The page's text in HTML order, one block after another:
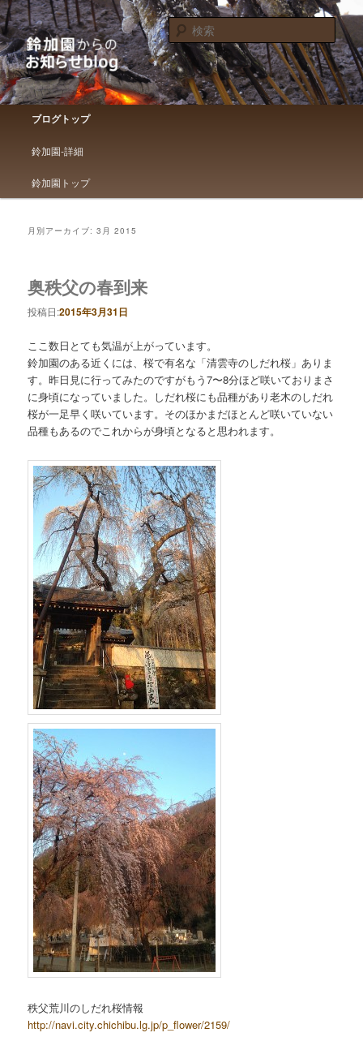
鈴加園からのお知らせブログ
鈴加園からのお知らせです
検
索
メインメニュー
メインコンテンツへ移動
サブコンテンツへ移動
ブログトップ
鈴加園-詳細
鈴加園トップ
月別アーカイブ:3月 2015
奥秩父の春到来
投稿日:2015年3月31日
ここ数日とても気温が上がっています。
鈴加園のある近くには、桜で有名な「清雲寺のしだれ桜」ありま
す。昨日見に行ってみたのですがもう7〜8分ほど咲いておりまさ
に身頃になっていました。しだれ桜にも品種があり老木のしだれ
桜が一足早く咲いています。そのほかまだほとんど咲いていない
品種もあるのでこれからが身頃となると思われます。
秩父荒川のしだれ桜情報
http://navi.city.chichibu.lg.jp/p_flower/2159/